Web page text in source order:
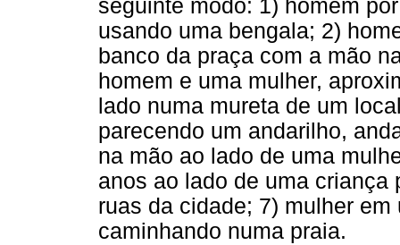
seguinte modo: 1) homem
usando uma bengala; 2)
banco da praça com a mão
homem e uma mulher,
lado numa mureta de um
parecendo um andarilho,
na mão ao lado de uma
anos ao lado de uma criança
ruas da cidade; 7) mulher
caminhando numa praia.